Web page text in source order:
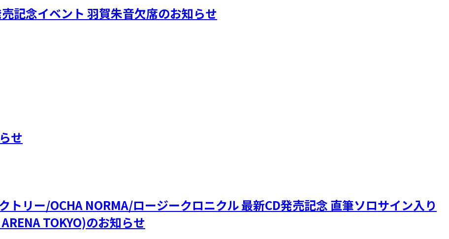
記念イベント 羽賀朱音欠席のお知らせ
せ
リー/OCHA NORMA/ロージークロニクル 最新CD発売記念 直筆ソロサイン入り
TOKYO)のお知らせ